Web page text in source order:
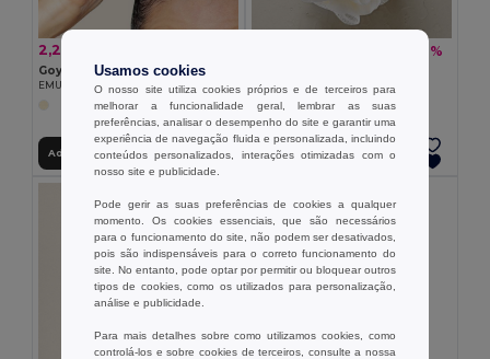
2,28 €
Goya 53010
EMULSIFICANTE CLOVE
Adicionar ao Carrinho
-7%
ESPONJA DE BANHO SILJAN
Adicionar ao Carrinho
Organic Cotton
Usamos cookies
O nosso site utiliza cookies próprios e de terceiros para
melhorar a funcionalidade geral, lembrar as suas
preferências, analisar o desempenho do site e garantir uma
experiência de navegação fluida e personalizada, incluindo
conteúdos personalizados, interações otimizadas com o
nosso site e publicidade.
Pode gerir as suas preferências de cookies a qualquer
momento. Os cookies essenciais, que são necessários
para o funcionamento do site, não podem ser desativados,
pois são indispensáveis para o correto funcionamento do
site. No entanto, pode optar por permitir ou bloquear outros
tipos de cookies, como os utilizados para personalização,
análise e publicidade.
Para mais detalhes sobre como utilizamos cookies, como
controlá-los e sobre cookies de terceiros, consulte a nossa